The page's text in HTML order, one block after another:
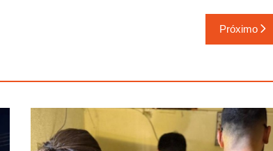
Próximo